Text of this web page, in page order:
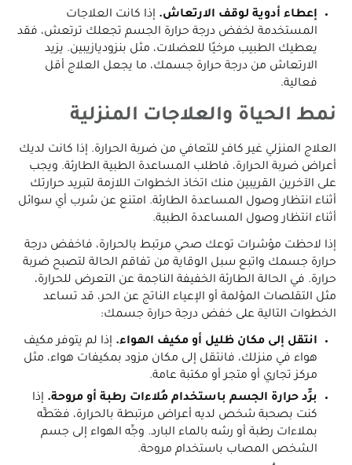
إعطاء أدوية لوقف الارتعاش. إذا كانت العلاجات
المستخدمة لخفض درجة حرارة الجسم تجعلك ترتعش، فقد
يعطيك الطبيب مرخيًا للعضلات، مثل بنزوديازيبين. يزيد
الارتعاش من درجة حرارة جسمك، ما يجعل العلاج أقل
فعالية.
نمط الحياة والعلاجات المنزلية
العلاج المنزلي غير كافٍ للتعافي من ضربة الحرارة. إذا كانت لديك
أعراض ضربة الحرارة، فاطلب المساعدة الطبية الطارئة. ويجب
على الآخرين القريبين منك اتخاذ الخطوات اللازمة لتبريد حرارتك
أثناء انتظار وصول المساعدة الطارئة. امتنع عن شرب أي سوائل
أثناء انتظار وصول المساعدة الطبية.
إذا لاحظت مؤشرات توعك صحي مرتبط بالحرارة، فاخفض درجة
حرارة جسمك واتبع سبل الوقاية من تفاقم الحالة لتصبح ضربة
حرارة. في الحالة الطارئة الخفيفة الناجمة عن التعرض للحرارة،
مثل التقلصات المؤلمة أو الإعياء الناتج عن الحر، قد تساعد
الخطوات التالية على خفض درجة حرارة جسمك:
انتقل إلى مكان ظليل أو مكيف الهواء. إذا لم يتوفر مكيف
هواء في منزلك، فانتقل إلى مكان مزود بمكيفات هواء، مثل
مركز تجاري أو متجر أو مكتبة عامة.
برِّد حرارة الجسم باستخدام مُلاءات رطبة أو مروحة. إذا
كنت بصحبة شخص لديه أعراض مرتبطة بالحرارة، فغَطِّه
بملاءات رطبة أو رشه بالماء البارد. وجِّه الهواء إلى جسم
الشخص المصاب باستخدام مروحة.